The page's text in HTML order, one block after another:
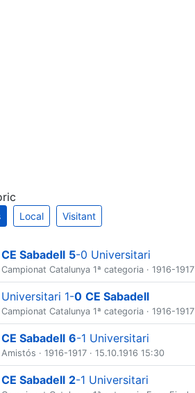
Local Visitant
CE Sabadell 5-0 Universitari
Campionat Catalunya 1ª categoria · 1916-1917
Universitari 1-0 CE Sabadell
Campionat Catalunya 1ª categoria · 1916-1917
CE Sabadell 6-1 Universitari
Amistós · 1916-1917 · 15.10.1916 15:30
CE Sabadell 2-1 Universitari